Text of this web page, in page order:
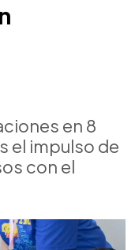
en 8
el impulso de
con el